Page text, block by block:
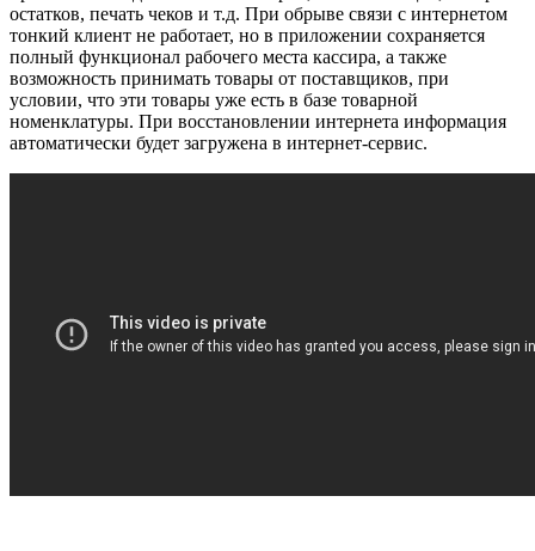
остатков, печать чеков и т.д. При обрыве связи с интернетом
тонкий клиент не работает, но в приложении сохраняется
полный функционал рабочего места кассира, а также
возможность принимать товары от поставщиков, при
условии, что эти товары уже есть в базе товарной
номенклатуры. При восстановлении интернета информация
автоматически будет загружена в интернет-сервис.